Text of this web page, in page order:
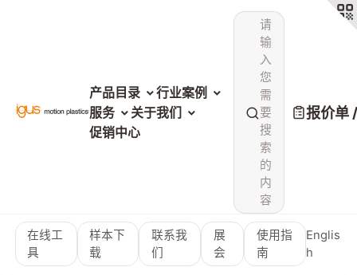
产品目录
行业案例
服务
关于我们
促销中心
请
输
入
您
需
要
搜
索
的
内
容
报价单
在线工
具
样本下
载
联系我
们
展
会
使用指
南
Englis
h